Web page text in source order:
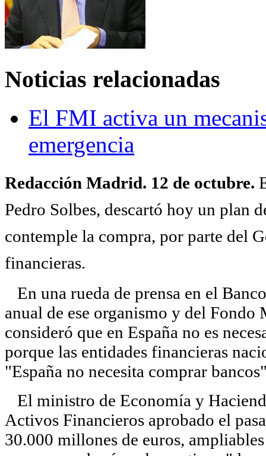
Noticias relacionadas
El FMI activa un
emergencia
Redacción Madrid. 12 de octubre.
Pedro Solbes, descartó hoy un plan
contemple la compra, por parte del
financieras.
En una rueda de prensa en el
anual de ese organismo y del
consideró que en España no es
porque las entidades financieras
"España no necesita comprar
El ministro de Economía y
Activos Financieros aprobado el
30.000 millones de euros,